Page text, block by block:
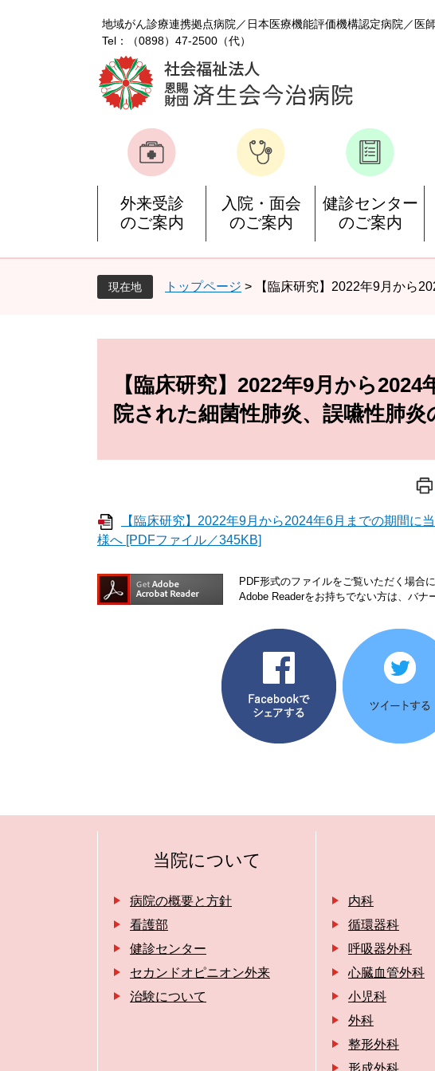
地域がん診療連携拠点病院 日本医療機能評価機構認定病院 医
Tel：（0898）47-2500（代）
外来受診
のご案内
入院・面会
のご案内
健診センター
のご案内
現在地 トップページ > 【臨床研究】2022年9月から
【臨床研究】2022年9月から
院された細菌性肺炎、誤嚥性肺炎
【臨床研究】2022年9月から2024年6月までの期間に
様へ [PDFファイル／345KB]
PDF形式のファイルをご覧いただく場合
Adobe Readerをお持ちでない方は、バナ
当院について
病院の概要と方針
看護部
健診センター
セカンドオピニオン外来
治験について
内科
循環器科
呼吸器外科
心臓血管外科
小児科
外科
整形外科
形成外科